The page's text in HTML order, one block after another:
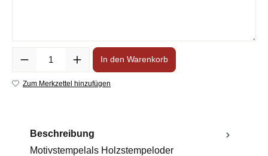
In den Warenkorb
Zum Merkzettel hinzufügen
Beschreibung
Motivstempelals Holzstempeloder